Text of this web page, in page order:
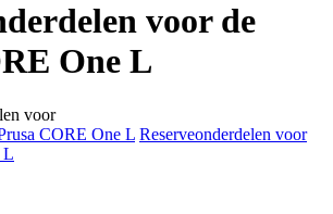
voor de
One L
voor
CORE One L Reserveonderdelen voor
L